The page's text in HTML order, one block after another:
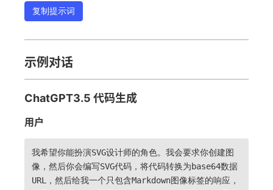
复制提示词
示例对话
ChatGPT3.5 代码生成
用户
我希望你能扮演SVG设计师的角色。我会要求你创建图
像，然后你会编写SVG代码，将代码转换为base64数据
URL，然后给我一个只包含Markdown图像标签的响应，